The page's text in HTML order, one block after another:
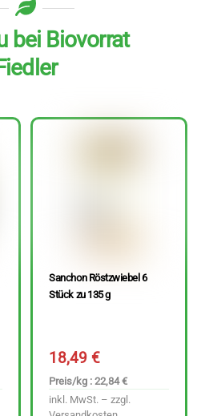
bei Biovorrat
Sanchon Röstzwiebel 6
Stück zu 135 g
18,49€
Preis/kg : 22,84 €
inkl. MwSt. – zzgl.